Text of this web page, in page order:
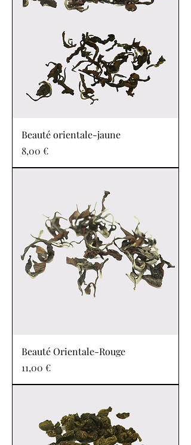
Beauté orientale-jaune
Prix
8,00 €
Beauté Orientale-Rouge
Prix
11,00 €